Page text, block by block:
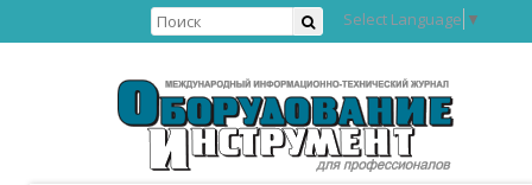
Select Language ▼